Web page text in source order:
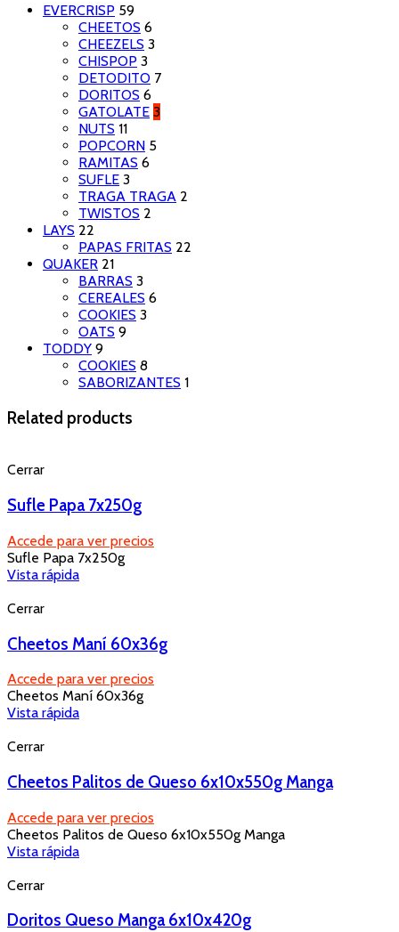
EVERCRISP 59
CHEETOS 6
CHEEZELS 3
CHISPOP 3
DETODITO 7
DORITOS 6
GATOLATE 3
NUTS 11
POPCORN 5
RAMITAS 6
SUFLE 3
TRAGA TRAGA 2
TWISTOS 2
LAYS 22
PAPAS FRITAS 22
QUAKER 21
BARRAS 3
CEREALES 6
COOKIES 3
OATS 9
TODDY 9
COOKIES 8
SABORIZANTES 1
Related products
Cerrar
Sufle Papa 7x250g
Accede para ver precios
Sufle Papa 7x250g
Vista rápida
Cerrar
Cheetos Maní 60x36g
Accede para ver precios
Cheetos Maní 60x36g
Vista rápida
Cerrar
Cheetos Palitos de Queso 6x10x550g Manga
Accede para ver precios
Cheetos Palitos de Queso 6x10x550g Manga
Vista rápida
Cerrar
Doritos Queso Manga 6x10x420g